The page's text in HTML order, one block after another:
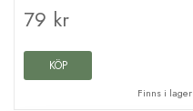
79 kr
KÖP
Finns i lager